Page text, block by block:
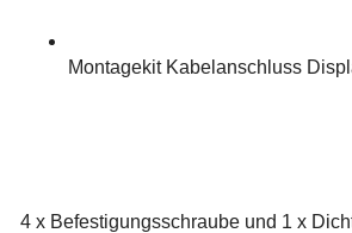
Montagekit Kabelanschluss
4 x Befestigungsschraube und 1 x